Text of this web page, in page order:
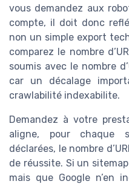
vous demandez aux
compte, il doit donc
non un simple export
comparez le nombre
soumis avec le nombre
car un décalage
crawlabilité indexabilite.
Demandez à votre
aligne, pour chaque
déclarées, le nombre
de réussite. Si un
mais que Google n’en